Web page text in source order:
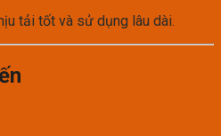
tải tốt và sử dụng lâu dài.